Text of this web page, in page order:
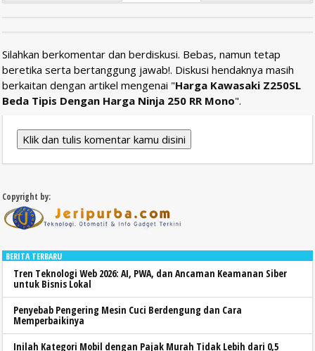
Silahkan berkomentar dan berdiskusi. Bebas, namun tetap
beretika serta bertanggung jawab!. Diskusi hendaknya masih
berkaitan dengan artikel mengenai "Harga Kawasaki Z250SL
Beda Tipis Dengan Harga Ninja 250 RR Mono".
Klik dan tulis komentar kamu disini
Copyright by:
BERITA TERBARU
Tren Teknologi Web 2026: AI, PWA, dan Ancaman Keamanan Siber
untuk Bisnis Lokal
Penyebab Pengering Mesin Cuci Berdengung dan Cara
Memperbaikinya
Inilah Kategori Mobil dengan Pajak Murah Tidak Lebih dari 0,5